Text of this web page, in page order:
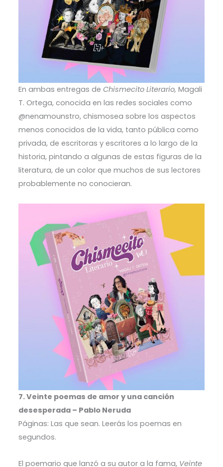
En ambas entregas de Chismecito Literario, Magali
T. Ortega, conocida en las redes sociales como
@nenamounstro, chismosea sobre los aspectos
menos conocidos de la vida, tanto pública como
privada, de escritoras y escritores a lo largo de la
historia, pintando a algunas de estas figuras de la
literatura, de un color que muchos de sus lectores
probablemente no conocieran.
7. Veinte poemas de amor y una canción
desesperada – Pablo Neruda
Páginas: Las que sean. Leerás los poemas en
segundos.
El poemario que lanzó a su autor a la fama, Veinte